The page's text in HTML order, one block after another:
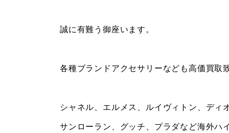
誠に有難う御座います。
各種ブランドアクセサリーなども高価買取
シャネル、エルメス、ルイヴィトン、ディ
サンローラン、グッチ、プラダなど海外ハ